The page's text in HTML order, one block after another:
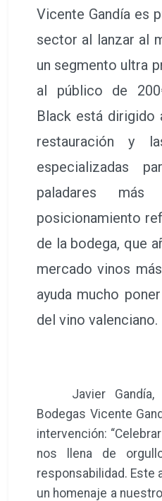
Vicente Gandía es
sector al lanzar al
un segmento ultra
al público de
Black está
restauración y
especializadas
paladares más
posicionamiento
de la bodega, que
mercado vinos
ayuda mucho
del vino valenciano.
Javier Gandía,
Bodegas Vicente
intervención:
nos llena de
responsabilidad. Este
un homenaje a